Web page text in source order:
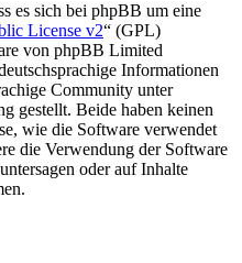
es sich bei phpBB um eine
License v2“ (GPL)
von phpBB Limited
Informationen
Community unter
gestellt. Beide haben keinen
wie die Software verwendet
die Verwendung der Software
oder auf Inhalte